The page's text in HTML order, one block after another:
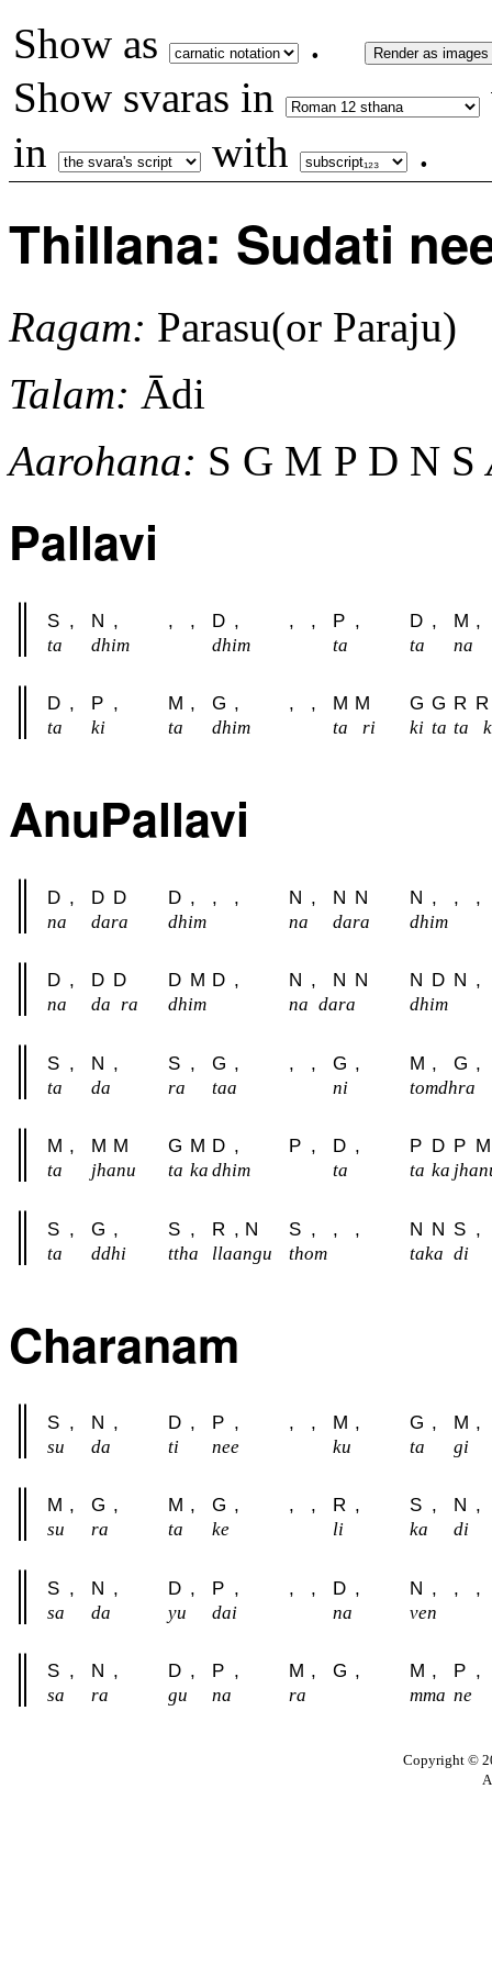
Show as . Render as images
Show svaras in
in
with .
Thillana: Sudati
Ragam: Parasu(or Paraju)
Talam: Ādi
Aarohana: S G M P D N S
Pallavi
S , N , , , D , , , P , D , M ,
ta dhim dhim ta ta na
D , P , M , G , , , M M G G R R
ta ki ta dhim ta ri ki ta ta
AnuPallavi
D , D D D , , , N , N N N , , ,
na dara dhim na dara dhim
D , D D D M D , N , N N N D N ,
na da ra dhim na dara dhim
S , N , S , G , , , G , M , G ,
ta da ra taa ni tomdhra
M , M M G M D , P , D , P D P M
ta jhanu ta ka dhim ta ta ka
S , G , S , R , N S , , , N N S ,
ta ddhi ttha llaangu thom taka di
Charanam
S , N , D , P , , , M , G , M ,
su da ti nee ku ta gi
M , G , M , G , , , R , S , N ,
su ra ta ke li ka di
S , N , D , P , , , D , N , , ,
sa da yu dai na ven
S , N , D , P , M , G , M , P ,
sa ra gu na ra mma ne
Copyright ©